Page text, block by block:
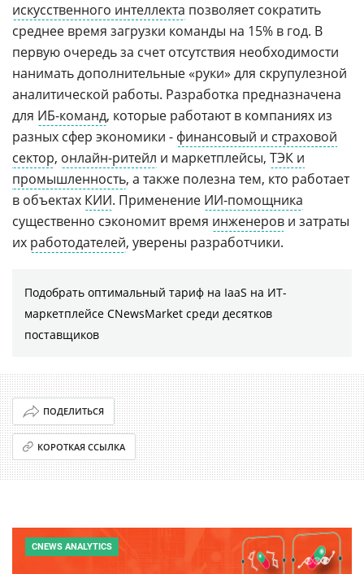
искусственного интеллекта позволяет сократить
среднее время загрузки команды на 15% в год. В
первую очередь за счет отсутствия необходимости
нанимать дополнительные «руки» для скрупулезной
аналитической работы. Разработка предназначена
для ИБ-команд, которые работают в компаниях из
разных сфер экономики - финансовый и страховой
сектор, онлайн-ритейл и маркетплейсы, ТЭК и
промышленность, а также полезна тем, кто работает
в объектах КИИ. Применение ИИ-помощника
существенно сэкономит время инженеров и затраты
их работодателей, уверены разработчики.
Подобрать оптимальный тариф на IaaS на ИТ-
маркетплейсе CNewsMarket среди десятков
поставщиков
ПОДЕЛИТЬСЯ
КОРОТКАЯ ССЫЛКА
CNEWS ANALYTICS